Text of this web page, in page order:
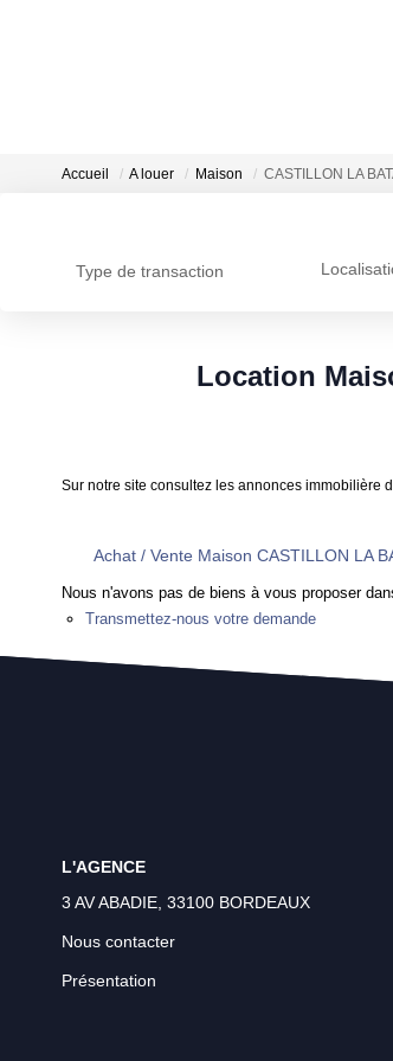
Accueil A louer Maison CASTILLON LA
Type de transaction
Location
Sur notre site consultez les annonces immobilière
Achat / Vente Maison CASTILLON LA
Nous n'avons pas de biens à vous proposer
Transmettez-nous votre demande
L'AGENCE
3 AV ABADIE, 33100 BORDEAUX
Nous contacter
Présentation